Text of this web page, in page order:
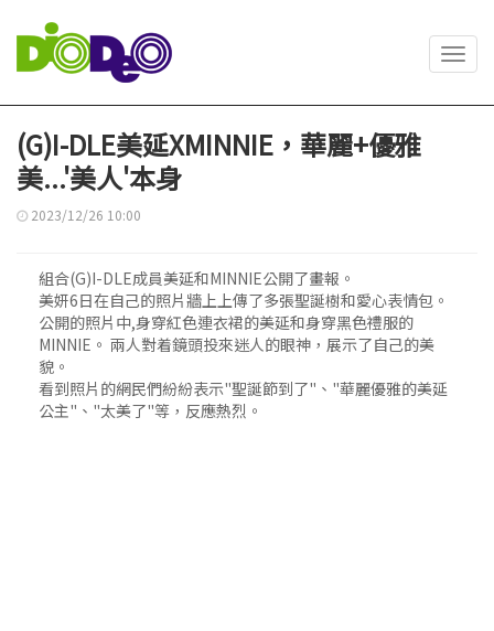
(G)I-DLE美延XMINNIE，華麗+優雅
美...'美人'本身
2023/12/26 10:00
組合(G)I-DLE成員美延和MINNIE公開了畫報。
美妍6日在自己的照片牆上上傳了多張聖誕樹和愛心表情包。
公開的照片中,身穿紅色連衣裙的美延和身穿黑色禮服的
MINNIE。 兩人對着鏡頭投來迷人的眼神，展示了自己的美
貌。
看到照片的網民們紛紛表示"聖誕節到了"、"華麗優雅的美延
公主"、"太美了"等，反應熱烈。